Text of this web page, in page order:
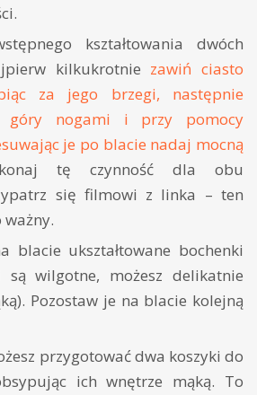
kształtowania dwóch
kilkukrotnie zawiń ciasto
za jego brzegi, następnie
nogami i przy pomocy
je po blacie nadaj mocną
tę czynność dla obu
się filmowi z linka – ten
blacie ukształtowane bochenki
są wilgotne, możesz delikatnie
Pozostaw je na blacie kolejną
przygotować dwa koszyki do
ich wnętrze mąką. To